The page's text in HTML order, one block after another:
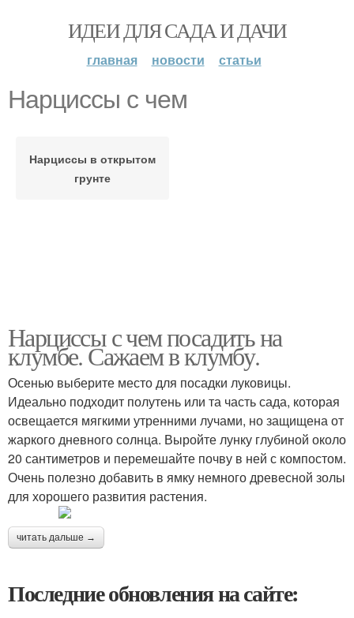
ИДЕИ ДЛЯ САДА И ДАЧИ
главная новости статьи
Нарциссы с чем
Нарциссы в открытом
грунте
Нарциссы с чем посадить на
клумбе. Сажаем в клумбу.
Осенью выберите место для посадки луковицы.
Идеально подходит полутень или та часть сада, которая
освещается мягкими утренними лучами, но защищена от
жаркого дневного солнца. Выройте лунку глубиной около
20 сантиметров и перемешайте почву в ней с компостом.
Очень полезно добавить в ямку немного древесной золы
для хорошего развития растения.
читать дальше →
Последние обновления на сайте: